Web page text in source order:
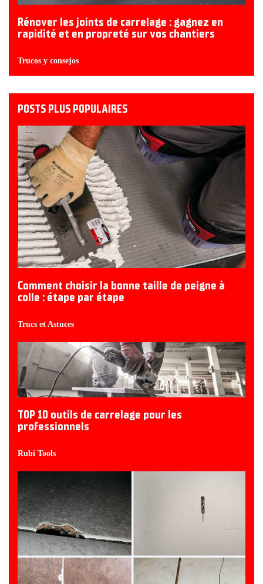
Rénover les joints de carrelage : gagnez en
rapidité et en propreté sur vos chantiers
Trucos y consejos
POSTS PLUS POPULAIRES
Comment choisir la bonne taille de peigne à
colle : étape par étape
Trucs et Astuces
TOP 10 outils de carrelage pour les
professionnels
Rubi Tools